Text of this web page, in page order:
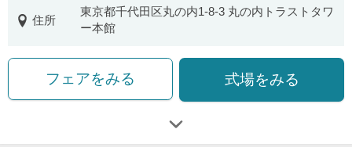
住所
東京都千代田区丸の内1-8-3 丸の内トラストタワ
ー本館
フェアをみる 式場をみる